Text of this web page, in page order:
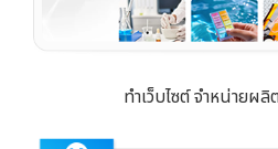
ทำเว็บไซต์ จำหน่ายผ